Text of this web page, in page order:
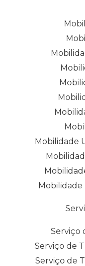
Mobilidade
Mobilidade
Serviço
Serviço de
Serviço de